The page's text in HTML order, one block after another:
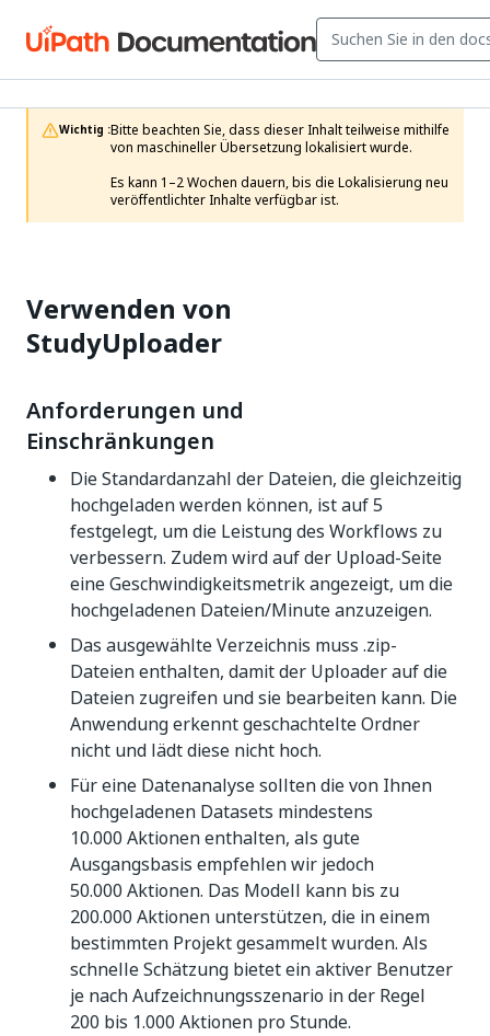
Wichtig :Bitte beachten Sie, dass dieser Inhalt teilweise mithilfe
von maschineller Übersetzung lokalisiert wurde.
Es kann 1–2 Wochen dauern, bis die Lokalisierung neu
veröffentlichter Inhalte verfügbar ist.
Verwenden von
StudyUploader
Anforderungen und
Einschränkungen
Die Standardanzahl der Dateien, die gleichzeitig
hochgeladen werden können, ist auf 5
festgelegt, um die Leistung des Workflows zu
verbessern. Zudem wird auf der Upload-Seite
eine Geschwindigkeitsmetrik angezeigt, um die
hochgeladenen Dateien/Minute anzuzeigen.
Das ausgewählte Verzeichnis muss .zip-
Dateien enthalten, damit der Uploader auf die
Dateien zugreifen und sie bearbeiten kann. Die
Anwendung erkennt geschachtelte Ordner
nicht und lädt diese nicht hoch.
Für eine Datenanalyse sollten die von Ihnen
hochgeladenen Datasets mindestens
10.000 Aktionen enthalten, als gute
Ausgangsbasis empfehlen wir jedoch
50.000 Aktionen. Das Modell kann bis zu
200.000 Aktionen unterstützen, die in einem
bestimmten Projekt gesammelt wurden. Als
schnelle Schätzung bietet ein aktiver Benutzer
je nach Aufzeichnungsszenario in der Regel
200 bis 1.000 Aktionen pro Stunde.